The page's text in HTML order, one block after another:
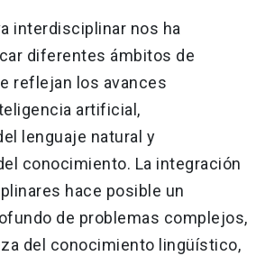
interdisciplinar nos ha
diferentes ámbitos de
reflejan los avances
artificial,
lenguaje natural y
conocimiento. La integración
hace posible un
de problemas complejos,
del conocimiento lingüístico,